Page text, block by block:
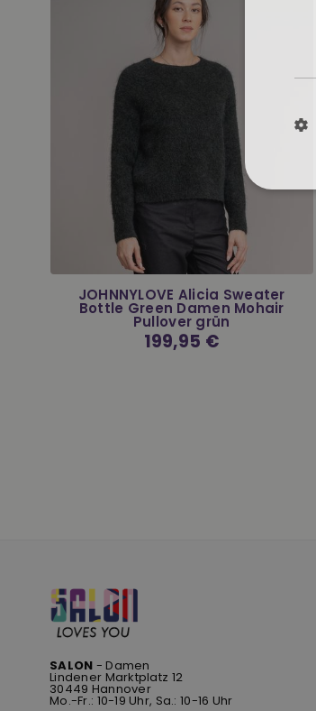
JOHNNYLOVE Alicia Sweater
Bottle Green Damen Mohair
Pullover grün
Normaler
Preis
199,95 €
SALON - Damen
Lindener Marktplatz 12
30449 Hannover
Mo.-Fr.: 10-19 Uhr, Sa.: 10-16 Uhr